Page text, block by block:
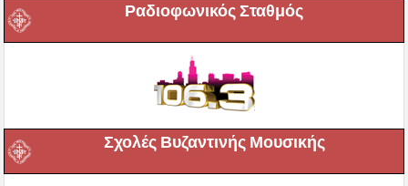
Ραδιοφωνικός Σταθμός
Σχολές Βυζαντινής Μουσικής